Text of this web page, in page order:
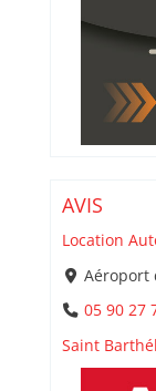
AVIS
Location
Aéroport
05 90 27
Saint